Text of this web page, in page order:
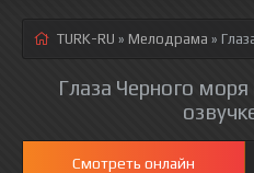
TURK-RU » Мелодрама »
Глаза Черного моря
Смотреть онлайн